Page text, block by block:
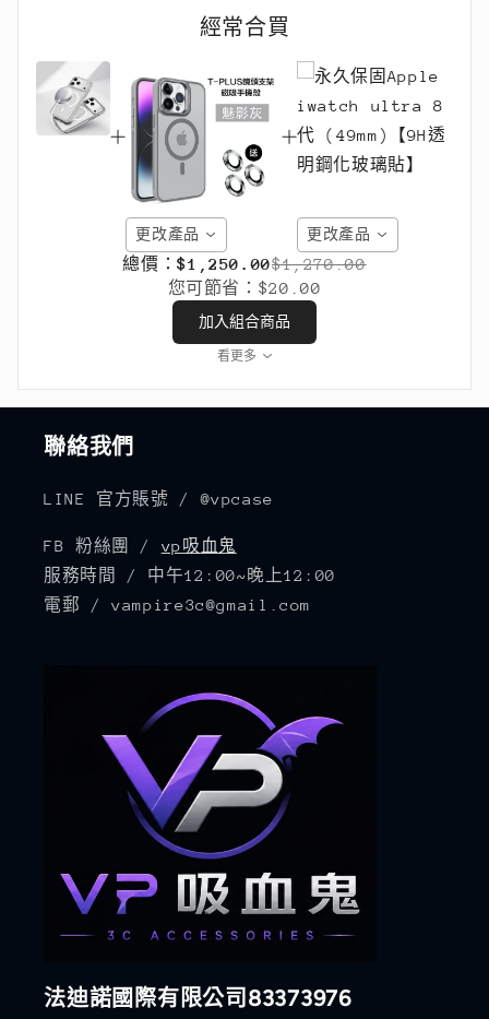
經常合買
更改產品 更改產品
總價：$1,250.00$1,270.00
您可節省： $20.00
加入組合商品
看更多
聯絡我們
LINE 官方賬號 / @vpcase
FB 粉絲團 / vp吸血鬼
服務時間 / 中午12:00~晚上12:00
電郵 / vampire3c@gmail.com
法迪諾國際有限公司83373976